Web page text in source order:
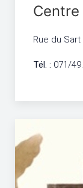
Rue du
Tél. : 071/